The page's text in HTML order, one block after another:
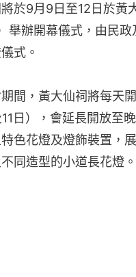
於9月9日至12日於黃
舉辦開幕儀式，由民
式。
間，黃大仙祠將每天
日），會延長開放至
色花燈及燈飾裝置，
同造型的小道長花燈。